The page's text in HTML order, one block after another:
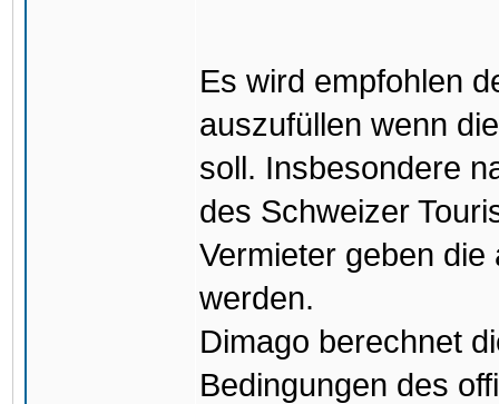
Es wird empfohlen
auszufüllen wenn
soll. Insbesondere
des Schweizer
Vermieter geben
werden.
Dimago berechnet
Bedingungen des